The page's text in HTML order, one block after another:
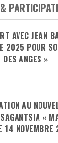
AVEC JEAN
2025 POUR
DES ANGES »
AU
«
14